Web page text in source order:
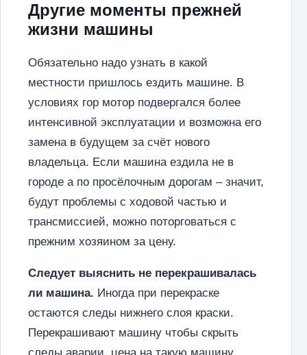
Другие моменты прежней
жизни машины
Обязательно надо узнать в какой
местности пришлось ездить машине. В
условиях гор мотор подвергался более
интенсивной эксплуатации и возможна его
замена в будущем за счёт нового
владельца. Если машина ездила не в
городе а по просёлочным дорогам – значит,
будут проблемы с ходовой частью и
трансмиссией, можно поторговаться с
прежним хозяином за цену.
Следует выяснить не перекрашивалась
ли машина. Иногда при перекраске
остаются следы нижнего слоя краски.
Перекрашивают машину чтобы скрыть